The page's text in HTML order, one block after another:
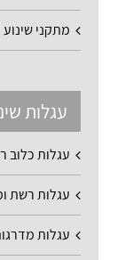
מתקני
עגלות
עגלות כלוב
עגלות רשת
עגלות